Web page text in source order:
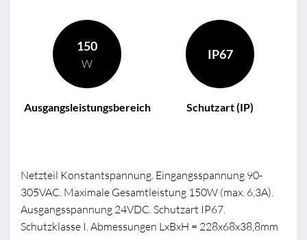
150
W
Ausgangsleistungsbereich
IP67
Schutzart (IP)
Netzteil Konstantspannung. Eingangsspannung 90-
305VAC. Maximale Gesamtleistung 150W (max. 6,3A).
Ausgangsspannung 24VDC. Schutzart IP67.
Schutzklasse I. Abmessungen LxBxH = 228x68x38,8mm